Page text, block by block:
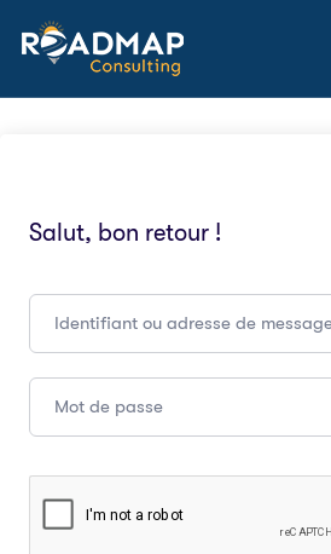
Salut, bon retour !